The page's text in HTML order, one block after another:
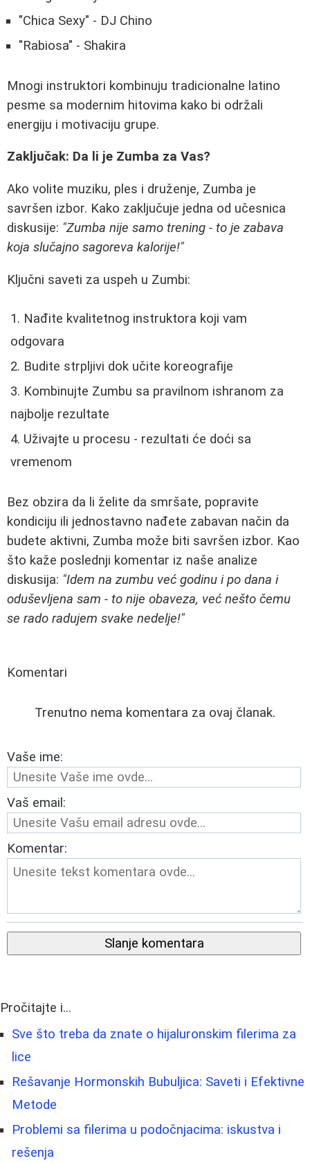
"Chica Sexy" - DJ Chino
"Rabiosa" - Shakira
Mnogi instruktori kombinuju tradicionalne latino
pesme sa modernim hitovima kako bi održali
energiju i motivaciju grupe.
Zaključak: Da li je Zumba za Vas?
Ako volite muziku, ples i druženje, Zumba je
savršen izbor. Kako zaključuje jedna od učesnica
diskusije: "Zumba nije samo trening - to je zabava
koja slučajno sagoreva kalorije!"
Ključni saveti za uspeh u Zumbi:
Nađite kvalitetnog instruktora koji vam
odgovara
Budite strpljivi dok učite koreografije
Kombinujte Zumbu sa pravilnom ishranom za
najbolje rezultate
Uživajte u procesu - rezultati će doći sa
vremenom
Bez obzira da li želite da smršate, popravite
kondiciju ili jednostavno nađete zabavan način da
budete aktivni, Zumba može biti savršen izbor. Kao
što kaže poslednji komentar iz naše analize
diskusija: "Idem na zumbu već godinu i po dana i
oduševljena sam - to nije obaveza, već nešto čemu
se rado radujem svake nedelje!"
Komentari
Trenutno nema komentara za ovaj članak.
Vaše ime:
Vaš email:
Komentar:
Slanje komentara
Pročitajte i...
Sve što treba da znate o hijaluronskim filerima za
lice
Rešavanje Hormonskih Bubuljica: Saveti i Efektivne
Metode
Problemi sa filerima u podočnjacima: iskustva i
rešenja